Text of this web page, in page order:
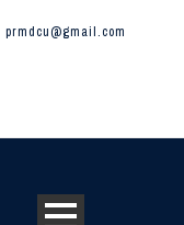
prmdcu@gmail.com